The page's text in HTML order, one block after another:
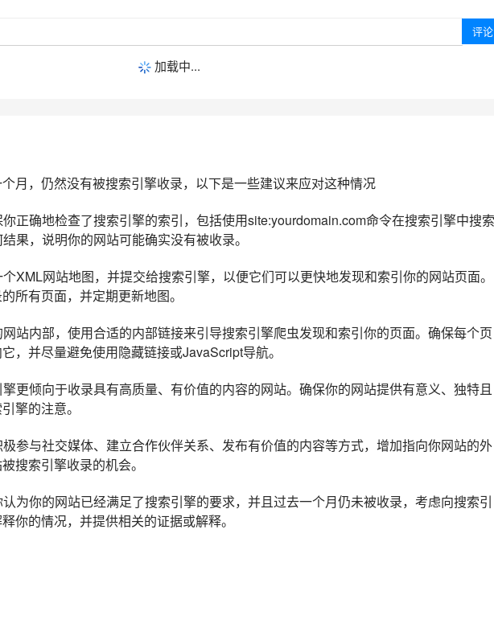
加载中...
月，仍然没有被搜索引擎收录，以下是一些建议来应对这种情况
正确地检查了搜索引擎的索引，包括使用site:yourdomain.com命令在搜索引擎中搜索
果，说明你的网站可能确实没有被收录。
XML网站地图，并提交给搜索引擎，以便它们可以更快地发现和索引你的网站页面。
所有页面，并定期更新地图。
站内部，使用合适的内部链接来引导搜索引擎爬虫发现和索引你的页面。确保每个页
，并尽量避免使用隐藏链接或JavaScript导航。
更倾向于收录具有高质量、有价值的内容的网站。确保你的网站提供有意义、独特且
擎的注意。
参与社交媒体、建立合作伙伴关系、发布有价值的内容等方式，增加指向你网站的外
搜索引擎收录的机会。
为你的网站已经满足了搜索引擎的要求，并且过去一个月仍未被收录，考虑向搜索引
你的情况，并提供相关的证据或解释。